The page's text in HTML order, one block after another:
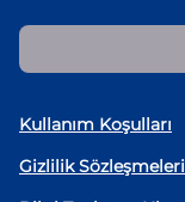
Kullanım Koşulları
Gizlilik Sözleşmeleri